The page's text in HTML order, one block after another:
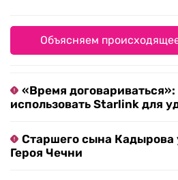
Объясняем
«Время
использовать Starlink для
Старшего сына Кадырова
Героя Чечни